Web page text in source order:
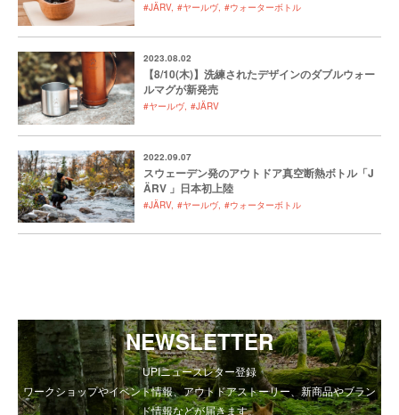
#JÄRV #ヤールヴ #ウォーターボトル
2023.08.02
【8/10(木)】洗練されたデザインのダブルウォー
ルマグが新発売
#ヤールヴ #JÄRV
2022.09.07
スウェーデン発のアウトドア真空断熱ボトル「J
ÄRV 」日本初上陸
#JÄRV #ヤールヴ #ウォーターボトル
NEWSLETTER
UPIニュースレター登録
ワークショップやイベント情報、アウトドアストーリー、新商品やブラン
ド情報などが届きます。